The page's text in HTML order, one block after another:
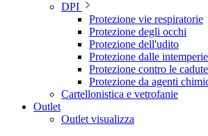
DPI
Protezione vie respiratorie
Protezione degli occhi
Protezione dell'udito
Protezione dalle intemperie
Protezione contro le
Protezione da agenti
Cartellonistica e vetrofanie
Outlet
Outlet visualizza